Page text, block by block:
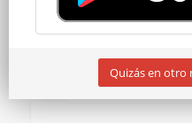
CEN SENIOR
09/05/2026
Quizás en otro